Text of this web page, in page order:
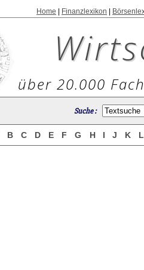
Home Finanzlexikon
über 20.000
Suche :
B C D E F G H I J K